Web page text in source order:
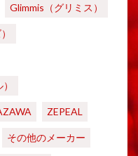
Glimmis（グリミス）
ZEPEAL
その他のメーカー